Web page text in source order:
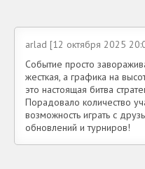
arlad [12 октября 2025
Событие просто
жесткая, а графика на
это настоящая битва
Порадовало количество
возможность играть с
обновлений и турниров!